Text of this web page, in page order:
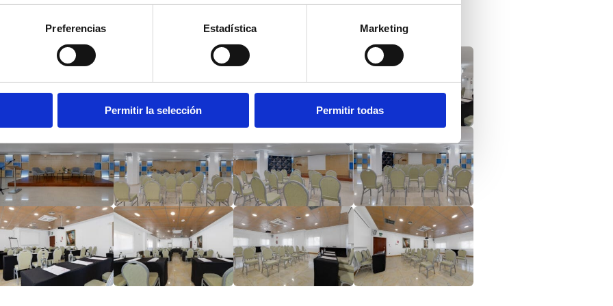
Preferencias Estadística Marketing
Permitir la selección Permitir todas